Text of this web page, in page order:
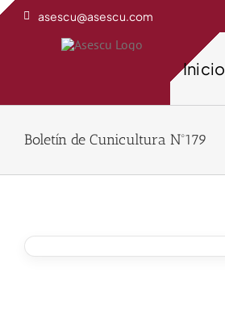
Saltar
asescu@asescu.com
Inicio
Boletín de Cunicultura Nº179